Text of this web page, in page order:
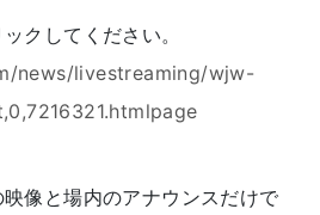
クしてください。
news/livestreaming/wjw-
像と場内のアナウンスだけで